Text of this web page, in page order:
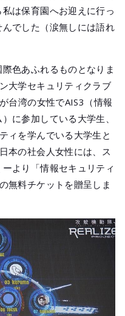
は保育園へお迎えに行っ
でした（涙無しには語れ
色あふれるものとなりま
大学セキュリティクラブ
台湾の女性でAIS3（情報
に参加している大学生、
ィを学んでいる大学生と
本の社会人女性には、ス
より「情報セキュリティ
無料チケットを贈呈しま